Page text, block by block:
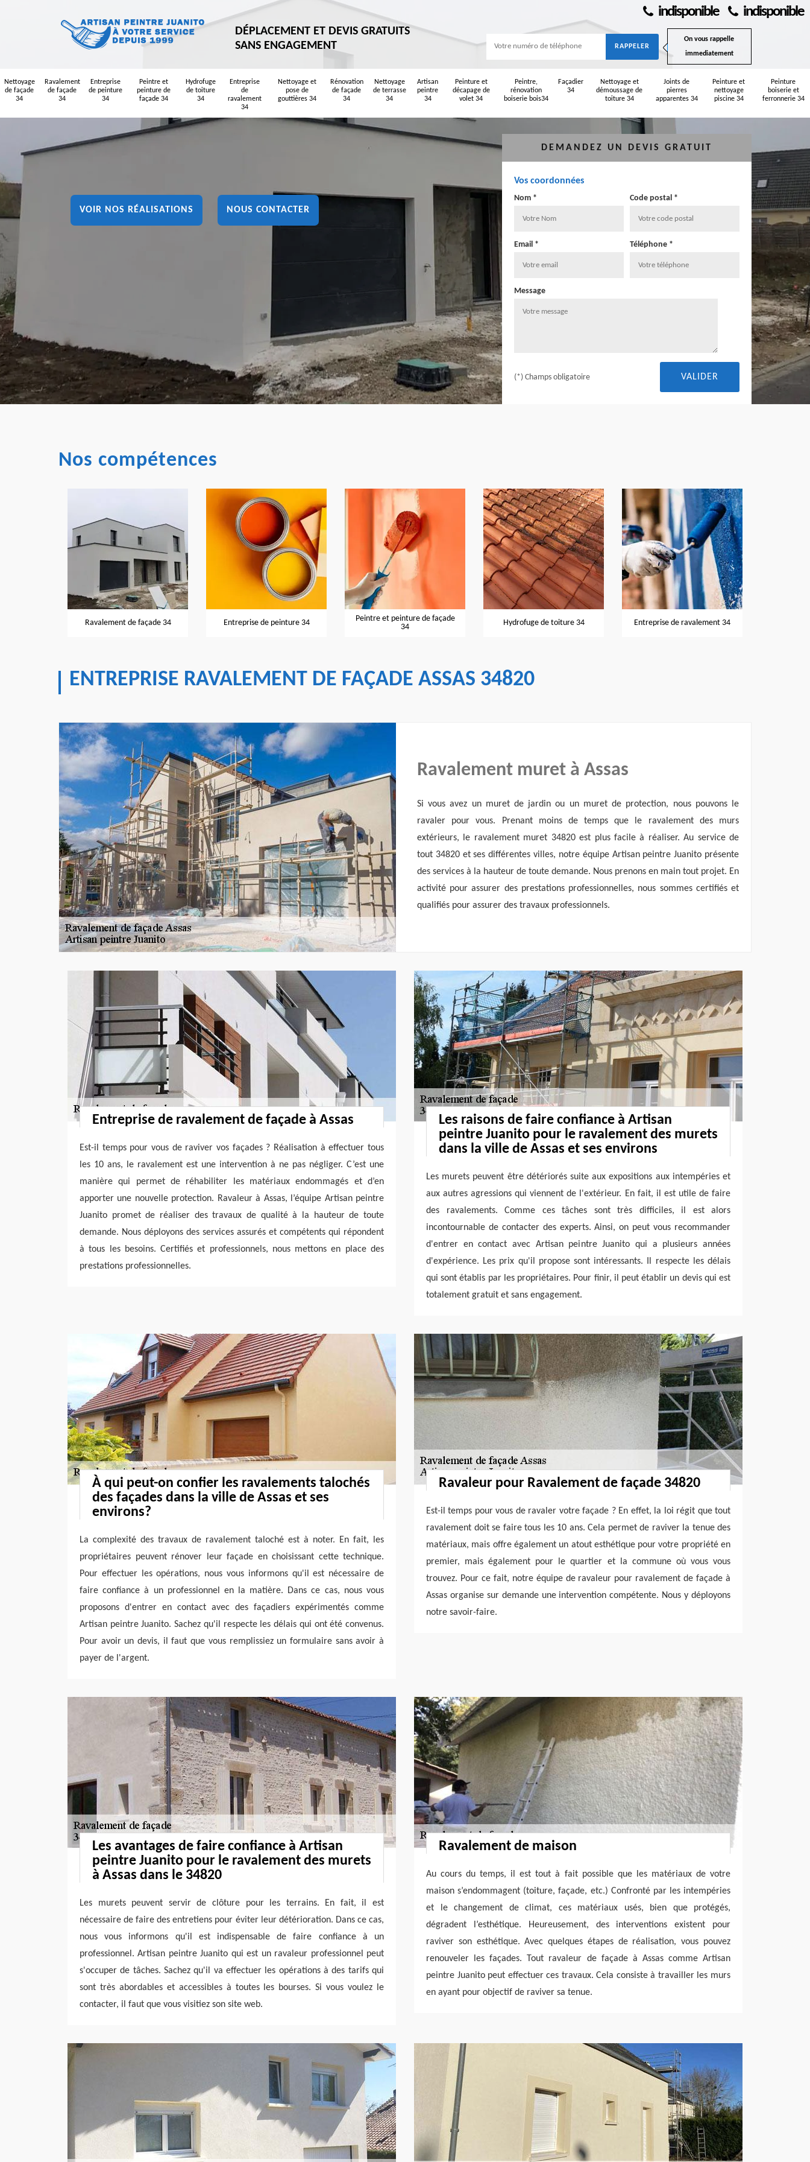
indisponible indisponible
DÉPLACEMENT ET DEVIS GRATUITS
SANS ENGAGEMENT
On vous rappelle
immediatement
Nettoyage
de façade
34
Ravalement
de façade
34
Entreprise
de peinture
34
Peintre et
peinture de
façade 34
Hydrofuge
de toiture
34
Entreprise
de
ravalement
34
Nettoyage et
pose de
gouttières 34
Rénovation
de façade
34
Nettoyage
de terrasse
34
Artisan
peintre
34
Peinture et
décapage de
volet 34
Peintre,
rénovation
boiserie bois34
Façadier
34
Nettoyage et
démoussage de
toiture 34
Joints de
pierres
apparentes 34
Peinture et
nettoyage
piscine 34
Peinture
boiserie et
ferronnerie 34
VOIR NOS RÉALISATIONS NOUS CONTACTER
DEMANDEZ UN DEVIS GRATUIT
Vos coordonnées
Nom * Code postal *
Email * Téléphone *
Message
(*) Champs obligatoire
Nos compétences
Ravalement de façade 34 Entreprise de peinture 34
Peintre et peinture de façade
34
Hydrofuge de toiture 34 Entreprise de ravalement 34
ENTREPRISE RAVALEMENT DE FAÇADE ASSAS 34820
Ravalement muret à Assas
Si vous avez un muret de jardin ou un muret de protection, nous pouvons le
ravaler pour vous. Prenant moins de temps que le ravalement des murs
extérieurs, le ravalement muret 34820 est plus facile à réaliser. Au service de
tout 34820 et ses différentes villes, notre équipe Artisan peintre Juanito présente
des services à la hauteur de toute demande. Nous prenons en main tout projet. En
activité pour assurer des prestations professionnelles, nous sommes certifiés et
qualifiés pour assurer des travaux professionnels.
Entreprise de ravalement de façade à Assas
Est-il temps pour vous de raviver vos façades ? Réalisation à effectuer tous
les 10 ans, le ravalement est une intervention à ne pas négliger. C’est une
manière qui permet de réhabiliter les matériaux endommagés et d’en
apporter une nouvelle protection. Ravaleur à Assas, l’équipe Artisan peintre
Juanito promet de réaliser des travaux de qualité à la hauteur de toute
demande. Nous déployons des services assurés et compétents qui répondent
à tous les besoins. Certifiés et professionnels, nous mettons en place des
prestations professionnelles.
Les raisons de faire confiance à Artisan
peintre Juanito pour le ravalement des murets
dans la ville de Assas et ses environs
Les murets peuvent être détériorés suite aux expositions aux intempéries et
aux autres agressions qui viennent de l'extérieur. En fait, il est utile de faire
des ravalements. Comme ces tâches sont très difficiles, il est alors
incontournable de contacter des experts. Ainsi, on peut vous recommander
d'entrer en contact avec Artisan peintre Juanito qui a plusieurs années
d'expérience. Les prix qu'il propose sont intéressants. Il respecte les délais
qui sont établis par les propriétaires. Pour finir, il peut établir un devis qui est
totalement gratuit et sans engagement.
À qui peut-on confier les ravalements talochés
des façades dans la ville de Assas et ses
environs?
La complexité des travaux de ravalement taloché est à noter. En fait, les
propriétaires peuvent rénover leur façade en choisissant cette technique.
Pour effectuer les opérations, nous vous informons qu'il est nécessaire de
faire confiance à un professionnel en la matière. Dans ce cas, nous vous
proposons d'entrer en contact avec des façadiers expérimentés comme
Artisan peintre Juanito. Sachez qu'il respecte les délais qui ont été convenus.
Pour avoir un devis, il faut que vous remplissiez un formulaire sans avoir à
payer de l'argent.
Ravaleur pour Ravalement de façade 34820
Est-il temps pour vous de ravaler votre façade ? En effet, la loi régit que tout
ravalement doit se faire tous les 10 ans. Cela permet de raviver la tenue des
matériaux, mais offre également un atout esthétique pour votre propriété en
premier, mais également pour le quartier et la commune où vous vous
trouvez. Pour ce fait, notre équipe de ravaleur pour ravalement de façade à
Assas organise sur demande une intervention compétente. Nous y déployons
notre savoir-faire.
Les avantages de faire confiance à Artisan
peintre Juanito pour le ravalement des murets
à Assas dans le 34820
Les murets peuvent servir de clôture pour les terrains. En fait, il est
nécessaire de faire des entretiens pour éviter leur détérioration. Dans ce cas,
nous vous informons qu'il est indispensable de faire confiance à un
professionnel. Artisan peintre Juanito qui est un ravaleur professionnel peut
s'occuper de tâches. Sachez qu'il va effectuer les opérations à des tarifs qui
sont très abordables et accessibles à toutes les bourses. Si vous voulez le
contacter, il faut que vous visitiez son site web.
Ravalement de maison
Au cours du temps, il est tout à fait possible que les matériaux de votre
maison s’endommagent (toiture, façade, etc.) Confronté par les intempéries
et le changement de climat, ces matériaux usés, bien que protégés,
dégradent l’esthétique. Heureusement, des interventions existent pour
raviver son esthétique. Avec quelques étapes de réalisation, vous pouvez
renouveler les façades. Tout ravaleur de façade à Assas comme Artisan
peintre Juanito peut effectuer ces travaux. Cela consiste à travailler les murs
en ayant pour objectif de raviver sa tenue.